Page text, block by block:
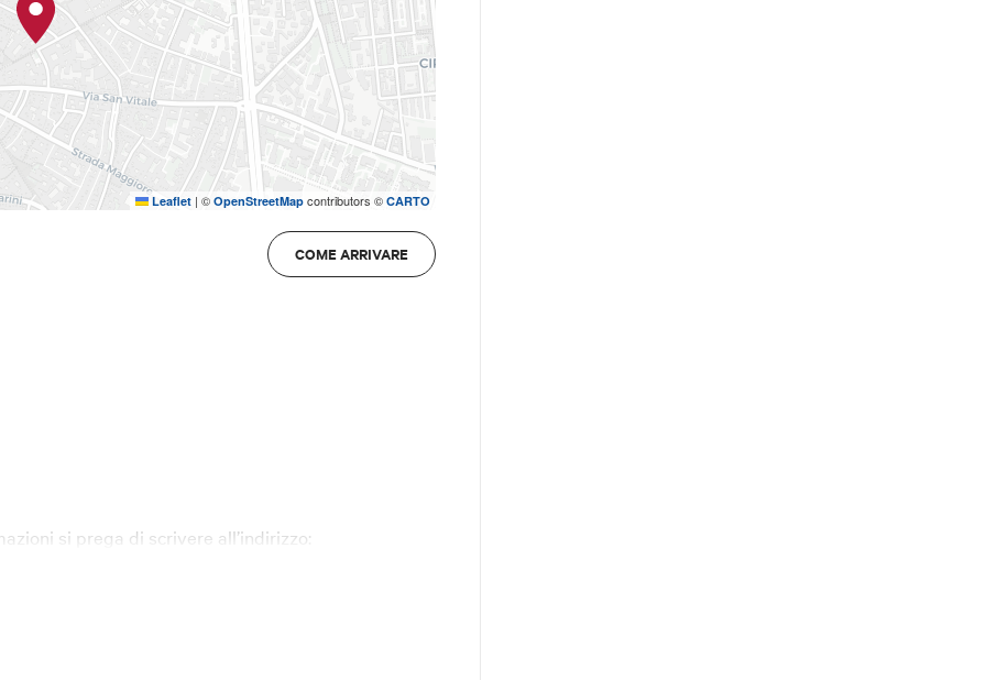
Leaflet | © OpenStreetMapcontributors © CARTO
COME ARRIVARE
si prega di scrivere all’indirizzo: